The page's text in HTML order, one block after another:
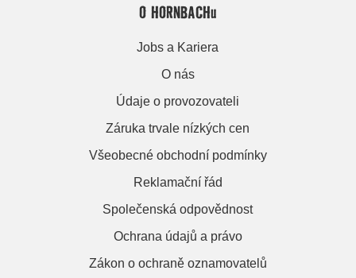
O HORNBACHu
Jobs a Kariera
O nás
Údaje o provozovateli
Záruka trvale nízkých cen
Všeobecné obchodní podmínky
Reklamační řád
Společenská odpovědnost
Ochrana údajů a právo
Zákon o ochraně oznamovatelů